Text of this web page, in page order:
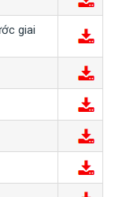
giai